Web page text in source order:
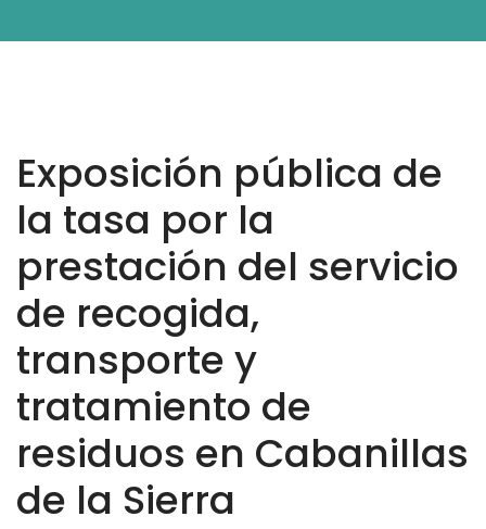
Exposición pública de
la tasa por la
prestación del servicio
de recogida,
transporte y
tratamiento de
residuos en Cabanillas
de la Sierra